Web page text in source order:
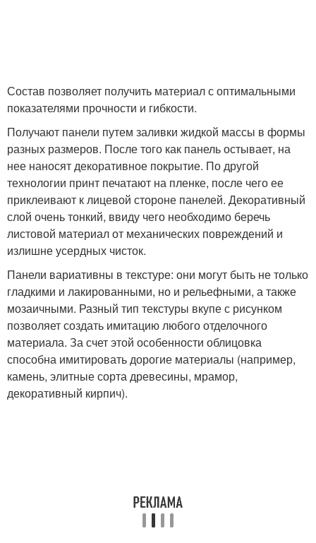
Состав позволяет получить материал с оптимальными
показателями прочности и гибкости.
Получают панели путем заливки жидкой массы в формы
разных размеров. После того как панель остывает, на
нее наносят декоративное покрытие. По другой
технологии принт печатают на пленке, после чего ее
приклеивают к лицевой стороне панелей. Декоративный
слой очень тонкий, ввиду чего необходимо беречь
листовой материал от механических повреждений и
излишне усердных чисток.
Панели вариативны в текстуре: они могут быть не только
гладкими и лакированными, но и рельефными, а также
мозаичными. Разный тип текстуры вкупе с рисунком
позволяет создать имитацию любого отделочного
материала. За счет этой особенности облицовка
способна имитировать дорогие материалы (например,
камень, элитные сорта древесины, мрамор,
декоративный кирпич).